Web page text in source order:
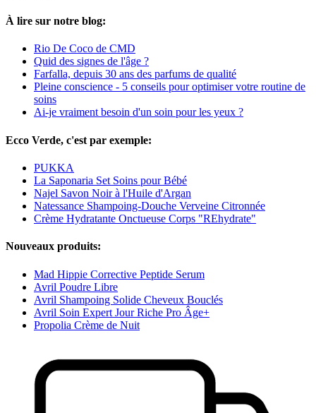
À lire sur notre blog:
Rio De Coco de CMD
Quid des signes de l'âge ?
Farfalla, depuis 30 ans des parfums de qualité
Pleine conscience - 5 conseils pour optimiser votre routine de
soins
Ai-je vraiment besoin d'un soin pour les yeux ?
Ecco Verde, c'est par exemple:
PUKKA
La Saponaria Set Soins pour Bébé
Najel Savon Noir à l'Huile d'Argan
Natessance Shampoing-Douche Verveine Citronnée
Crème Hydratante Onctueuse Corps "REhydrate"
Nouveaux produits:
Mad Hippie Corrective Peptide Serum
Avril Poudre Libre
Avril Shampoing Solide Cheveux Bouclés
Avril Soin Expert Jour Riche Pro Âge+
Propolia Crème de Nuit